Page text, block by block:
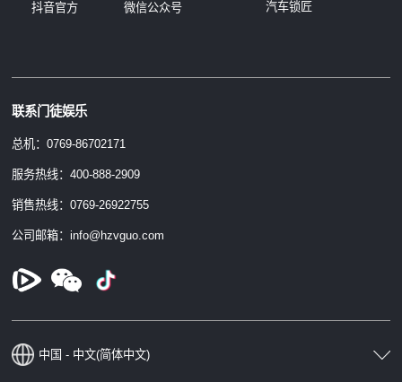
微信公众号
抖音官方 汽车锁匠
联系门徒娱乐
总机：0769-86702171
服务热线：400-888-2909
销售热线：0769-26922755
公司邮箱：info@hzvguo.com
中国 - 中文(简体中文)